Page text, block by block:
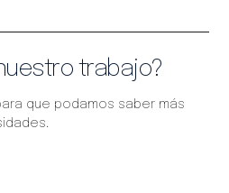
trabajo?
que podamos saber más